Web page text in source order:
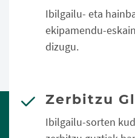
Ibilgailu- eta
ekipamendu-
dizugu.
Zerbitzu
Ibilgailu-sorten